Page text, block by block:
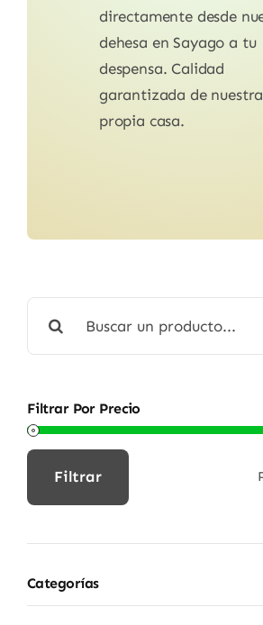
directamente desde
dehesa en Sayago a tu
despensa. Calidad
garantizada de nuestra
propia casa.
Filtrar Por Precio
Filtrar
Categorías